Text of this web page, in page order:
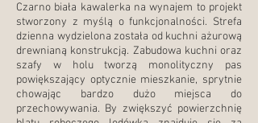
Czarno biała kawalerka na wynajem to projekt
stworzony z myślą o funkcjonalności. Strefa
dzienna wydzielona została od kuchni ażurową
drewnianą konstrukcją. Zabudowa kuchni oraz
szafy w holu tworzą monolityczny pas
powiększający optycznie mieszkanie, sprytnie
chowając bardzo dużo miejsca do
przechowywania. By zwiększyć powierzchnię